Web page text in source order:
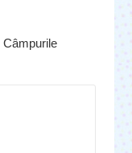
Câmpurile